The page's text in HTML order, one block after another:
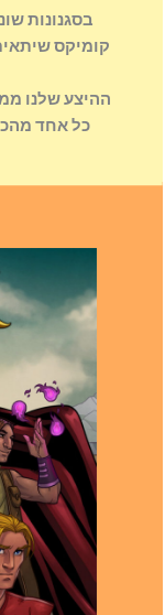
בסגנונות
קומיקס
ההיצע שלנו
כל אחד